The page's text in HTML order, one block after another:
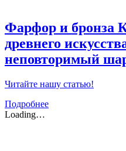
Фарфор и бронза
древнего
неповторимый
Читайте нашу статью!
Подробнее
Loading…